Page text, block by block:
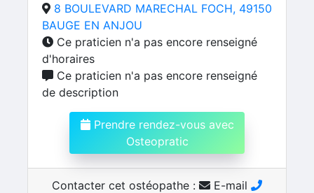
8 BOULEVARD MARECHAL FOCH, 49150
BAUGE EN ANJOU
Ce praticien n'a pas encore renseigné
d'horaires
Ce praticien n'a pas encore renseigné
de description
Prendre rendez-vous avec
Osteopratic
Contacter cet ostéopathe :
E-mail